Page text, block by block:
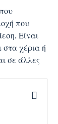
που
Είναι
χέρια ή
σε άλλες